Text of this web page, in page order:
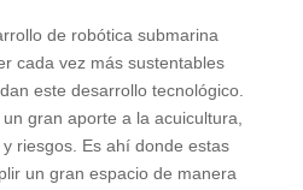
de robótica submarina
cada vez más sustentables
este desarrollo tecnológico.
gran aporte a la acuicultura,
riesgos. Es ahí donde estas
un gran espacio de manera